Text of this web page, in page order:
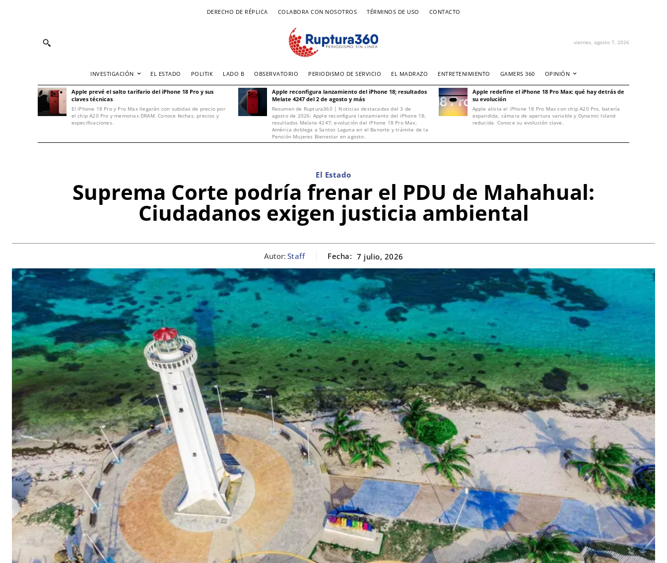
DERECHO DE RÉPLICA COLABORA CON NOSOTROS TÉRMINOS DE USO CONTACTO
viernes, agosto 7, 2026
INVESTIGACIÓN EL ESTADO POLITIK LADO B OBSERVATORIO PERIODISMO DE SERVICIO EL MADRAZO ENTRETENIMIENTO GAMERS 360 OPINIÓN
Apple prevé el salto tarifario del iPhone 18 Pro y sus
claves técnicas
El iPhone 18 Pro y Pro Max llegarán con subidas de precio por
el chip A20 Pro y memorias DRAM. Conoce fechas, precios y
especificaciones.
Apple reconfigura lanzamiento del iPhone 18; resultados
Melate 4247 del 2 de agosto y más
Resumen de Ruptura360 | Noticias destacadas del 3 de
agosto de 2026: Apple reconfigura lanzamiento del iPhone 18;
resultados Melate 4247; evolución del iPhone 18 Pro Max;
América doblega a Santos Laguna en el Banorte y trámite de la
Pensión Mujeres Bienestar en agosto.
Apple redefine el iPhone 18 Pro Max: qué hay detrás de
su evolución
Apple alista el iPhone 18 Pro Max con chip A20 Pro, batería
expandida, cámara de apertura variable y Dynamic Island
reducida. Conoce su evolución clave.
El Estado
Suprema Corte podría frenar el PDU de Mahahual:
Ciudadanos exigen justicia ambiental
Autor: Staff Fecha: 7 julio, 2026